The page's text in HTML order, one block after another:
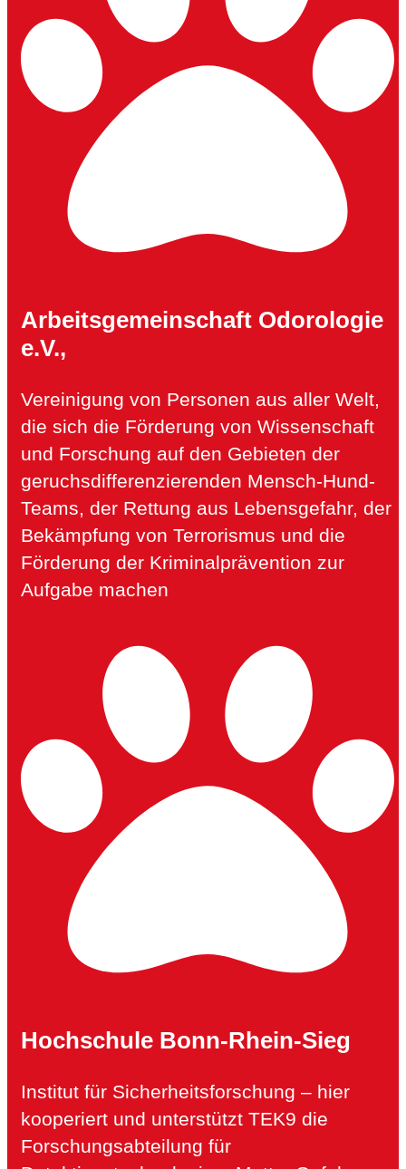
Arbeitsgemeinschaft Odorologie
e.V.,
Vereinigung von Personen aus aller Welt,
die sich die Förderung von Wissenschaft
und Forschung auf den Gebieten der
geruchsdifferenzierenden Mensch-Hund-
Teams, der Rettung aus Lebensgefahr, der
Bekämpfung von Terrorismus und die
Förderung der Kriminalprävention zur
Aufgabe machen
Hochschule Bonn-Rhein-Sieg
Institut für Sicherheitsforschung – hier
kooperiert und unterstützt TEK9 die
Forschungsabteilung für